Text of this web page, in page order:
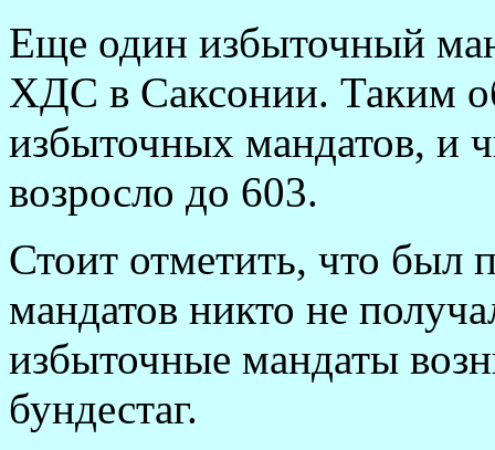
Еще один избыточный
ХДС в Саксонии. Таким
избыточных мандатов, и
возросло до 603.
Стоит отметить, что был
мандатов никто не
избыточные мандаты
бундестаг.